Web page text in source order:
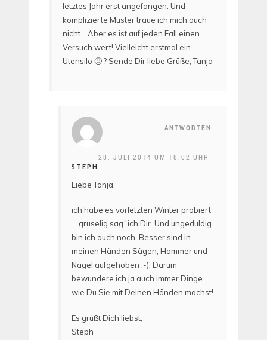
letztes Jahr erst angefangen. Und
komplizierte Muster traue ich mich auch
nicht… Aber es ist auf jeden Fall einen
Versuch wert! Vielleicht erstmal ein
Utensilo 🙂 ? Sende Dir liebe Grüße, Tanja
ANTWORTEN
STEPH
28. JULI 2014 UM 18:02 UHR
Liebe Tanja,
ich habe es vorletzten Winter probiert
… gruselig sag´ ich Dir. Und ungeduldig
bin ich auch noch. Besser sind in
meinen Händen Sägen, Hammer und
Nägel aufgehoben ;-). Darum
bewundere ich ja auch immer Dinge
wie Du Sie mit Deinen Händen machst!
Es grüßt Dich liebst,
Steph